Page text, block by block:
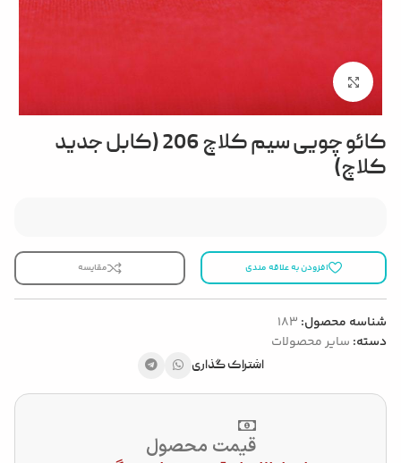
بزرگنمایی تصویر
کائو چویی سیم کلاچ 206 (کابل جدید
کلاچ)
افزودن به علاقه مندی مقایسه
شناسه محصول: 183
دسته: سایر محصولات
اشتراک گذاری
قیمت محصول